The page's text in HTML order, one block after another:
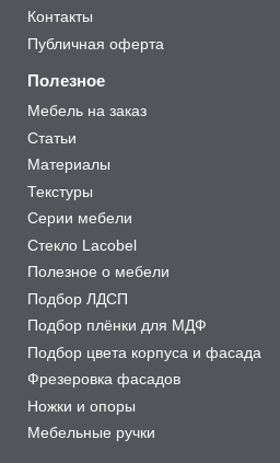
Контакты
Публичная оферта
Полезное
Мебель на заказ
Статьи
Материалы
Текстуры
Серии мебели
Стекло Lacobel
Полезное о мебели
Подбор ЛДСП
Подбор плёнки для МДФ
Подбор цвета корпуса и фасада
Фрезеровка фасадов
Ножки и опоры
Мебельные ручки